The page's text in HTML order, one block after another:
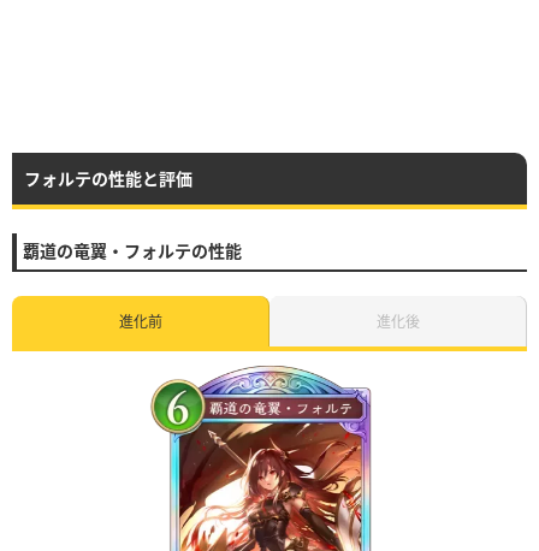
フォルテの性能と評価
覇道の竜翼・フォルテの性能
進化前 進化後